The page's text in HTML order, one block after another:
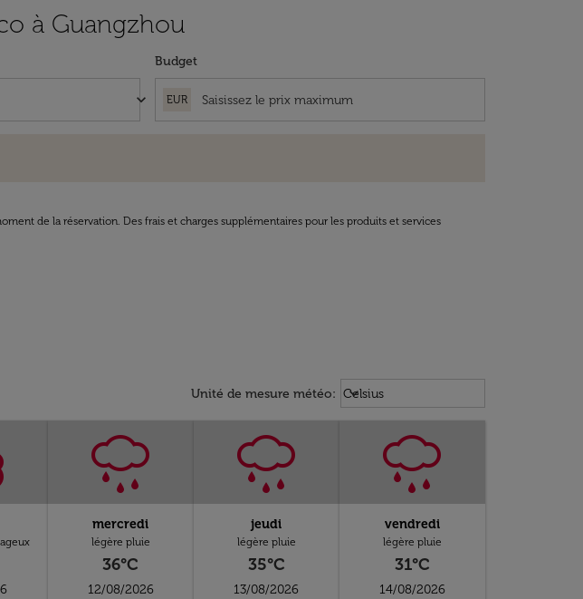
à Guangzhou
keyboard_arrow_down
Budget
EUR
de la réservation. Des frais et charges supplémentaires pour les produits et services
Unité de mesure météo: Weather unit option Celsius
Celsius
keyboard_arrow_down
mercredi
légère pluie
36°C
12/08/2026
jeudi
légère pluie
35°C
13/08/2026
vendredi
légère pluie
31°C
14/08/2026